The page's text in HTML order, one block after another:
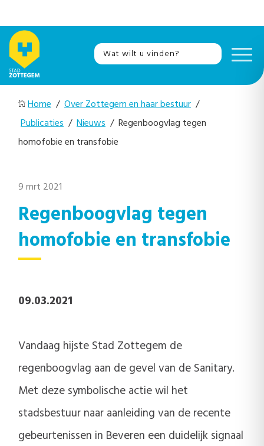
Home / Over Zottegem en haar bestuur /
Publicaties / Nieuws / Regenboogvlag tegen
homofobie en transfobie
9 mrt 2021
Regenboogvlag tegen
homofobie en transfobie
09.03.2021
Vandaag hijste Stad Zottegem de
regenboogvlag aan de gevel van de Sanitary.
Met deze symbolische actie wil het
stadsbestuur naar aanleiding van de recente
gebeurtenissen in Beveren een duidelijk signaal